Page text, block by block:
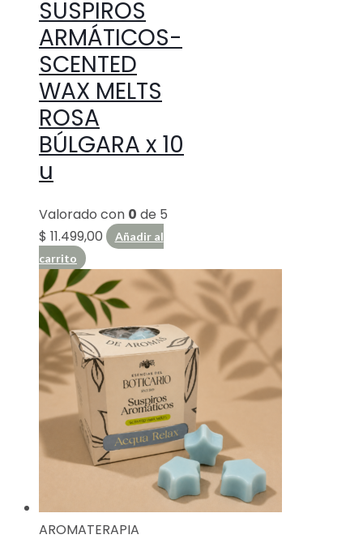
SUSPIROS
ARMÁTICOS-
SCENTED
WAX MELTS
ROSA
BÚLGARA x 10
u
Valorado con 0 de 5
$ 11.499,00
Añadir al
carrito
AROMATERAPIA